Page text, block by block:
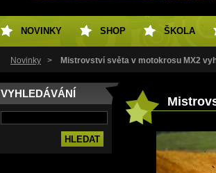
Novinky > Mistrovství světa v motokrosu MX2
VYHLEDÁVÁNÍ
NOVINKY SHOP ŠKOLA